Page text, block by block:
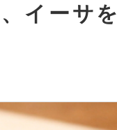
イーサを